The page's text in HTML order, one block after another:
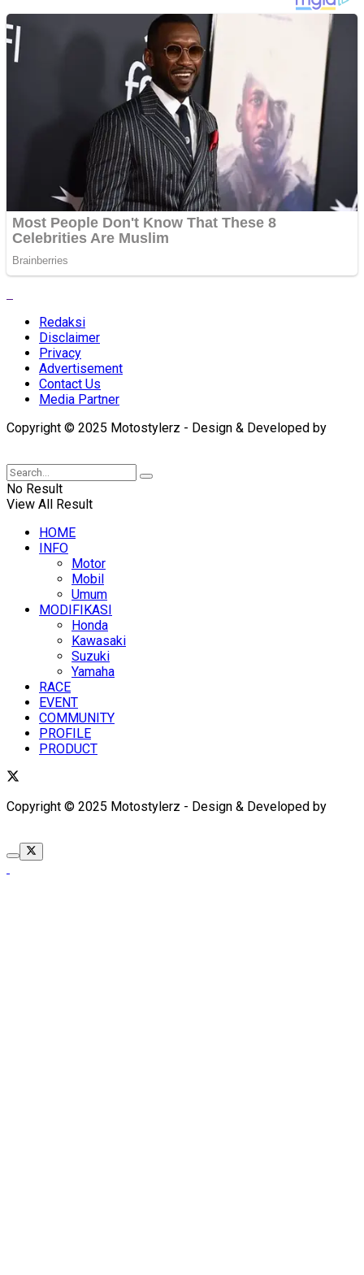
Redaksi
Disclaimer
Privacy
Advertisement
Contact Us
Media Partner
Copyright © 2025 Motostylerz - Design & Developed by
No Result
View All Result
HOME
INFO
Motor
Mobil
Umum
MODIFIKASI
Honda
Kawasaki
Suzuki
Yamaha
RACE
EVENT
COMMUNITY
PROFILE
PRODUCT
Copyright © 2025 Motostylerz - Design & Developed by